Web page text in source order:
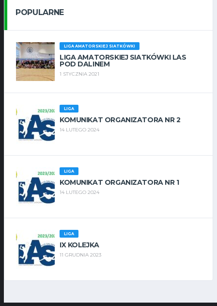
POPULARNE
LIGA AMATORSKIEJ SIATKÓWKI
LIGA AMATORSKIEJ SIATKÓWKI LAS
POD DALINEM
1 STYCZNIA 2021
LIGA
KOMUNIKAT ORGANIZATORA NR 2
14 LUTEGO 2024
LIGA
KOMUNIKAT ORGANIZATORA NR 1
14 LUTEGO 2024
LIGA
IX KOLEJKA
11 GRUDNIA 2023